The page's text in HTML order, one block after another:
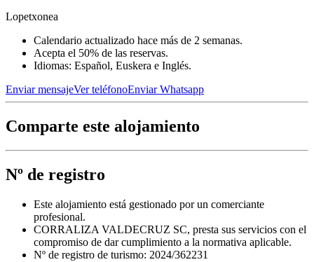
Lopetxonea
Calendario actualizado hace más de 2 semanas.
Acepta el 50% de las reservas.
Idiomas: Español, Euskera e Inglés.
Enviar mensajeVer teléfonoEnviar Whatsapp
Comparte este alojamiento
Nº de registro
Este alojamiento está gestionado por un comerciante
profesional.
CORRALIZA VALDECRUZ SC, presta sus servicios con el
compromiso de dar cumplimiento a la normativa aplicable.
Nº de registro de turismo: 2024/362231